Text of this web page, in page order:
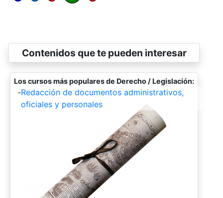
Contenidos que te pueden interesar
Los cursos más populares de Derecho / Legislación:
-Redacción de documentos administrativos,
oficiales y personales